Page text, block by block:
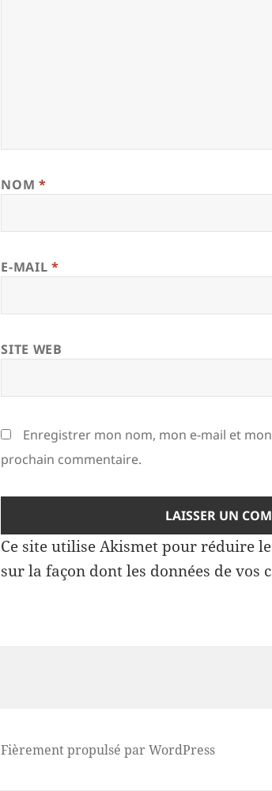
NOM *
E-MAIL *
SITE WEB
Enregistrer mon nom, mon e-mail et
prochain commentaire.
Ce site utilise Akismet pour réduire
sur la façon dont les données de vos
Fièrement propulsé par WordPress